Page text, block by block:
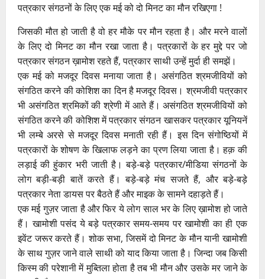
पत्रकार संगठनों के लिए एक मई को दो मिनट का मौन रखिएगा !
जिसकी मौत हो जाती है वो हर मौके पर मौन रहता है। और मरने वालों
के लिए दो मिनट का मौन रखा जाता है। पत्रकारों के हर मुद्दे पर जो
पत्रकार संगठन ख़ामोश रहते हैं, पत्रकार साथी उन्हें मुर्दा ही समझें।
एक मई को मजदूर दिवस मनाया जाता है। असंगठित श्रमजीवियों को
संगठित करने की कोशिश का दिन है मजदूर दिवस। श्रमजीवी पत्रकार
भी असंगठित श्रमिकों की श्रेणी में आते हैं। असंगठित श्रमजीवियों को
संगठित करने की कोशिश में पत्रकार संगठन खासकर पत्रकार यूनियनें
भी लम्बे अरसे से मजदूर दिवस मनाती रही हैं। इस दिन संगोष्ठियों में
पत्रकारों के शोषण के खिलाफ लड़ने का प्रण लिया जाता है। हक़ की
लड़ाई की हुंकार भरी जाती है। बड़े-बड़े पत्रकार/मीडिया संगठनों के
लोग बड़ी-बड़ी बातें करते हैं। बड़े-बड़े मंच सजते हैं, और बड़े-बड़े
पत्रकार नेता डायस पर बैठते हैं और माइक के सामने दहाड़ते हैं।
एक मई गुज़र जाता है और फिर ये लोग साल भर के लिए ख़ामोश हो जाते
हैं। खामोशी पसंद ये बड़े पत्रकार समय-समय पर खामोशी का ही एक
इवेंट जरूर करते हैं। शोक सभा, जिसमें दो मिनट के मौन यानी खामोशी
के साथ गुज़र जाने वाले साथी को याद किया जाता है। जिन्दा जब किसी
किस्म की परेशानी में मुब्तिला होता है तब भी मौन और उसके मर जाने के